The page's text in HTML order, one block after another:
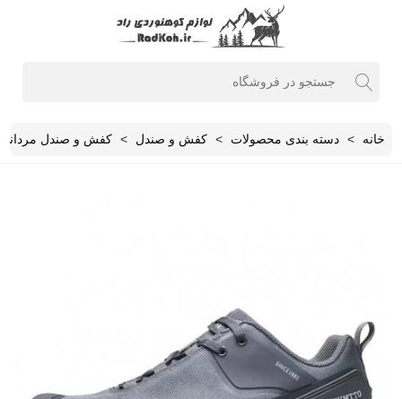
خانه > دسته بندی محصولات > کفش و صندل > کفش و صندل مردانه